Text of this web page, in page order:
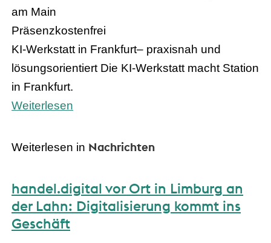
am Main
Präsenzkostenfrei
KI-Werkstatt in Frankfurt– praxisnah und
lösungsorientiert Die KI-Werkstatt macht Station
in Frankfurt.
Weiterlesen
Weiterlesen in Nachrichten
handel.digital vor Ort in Limburg an
der Lahn: Digitalisierung kommt ins
Geschäft